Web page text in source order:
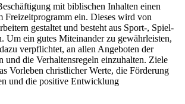
mit biblischen Inhalten einen
Freizeitprogramm ein. Dieses wird von
gestaltet und besteht aus Sport-, Spiel-
Um ein gutes Miteinander zu gewährleisten,
verpflichtet, an allen Angeboten der
und die Verhaltensregeln einzuhalten. Ziele
Vorleben christlicher Werte, die Förderung
und die positive Entwicklung